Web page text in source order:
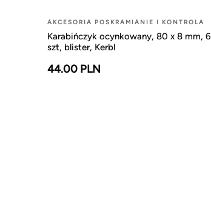
AKCESORIA POSKRAMIANIE I KONTROLA
Karabińczyk ocynkowany, 80 x 8 mm, 6
szt, blister, Kerbl
44.00 PLN